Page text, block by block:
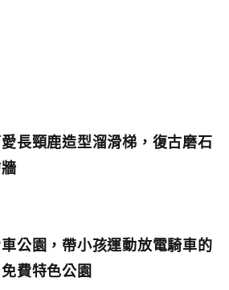
長頸鹿造型溜滑梯，復古磨石
公園，帶小孩運動放電騎車的
費特色公園